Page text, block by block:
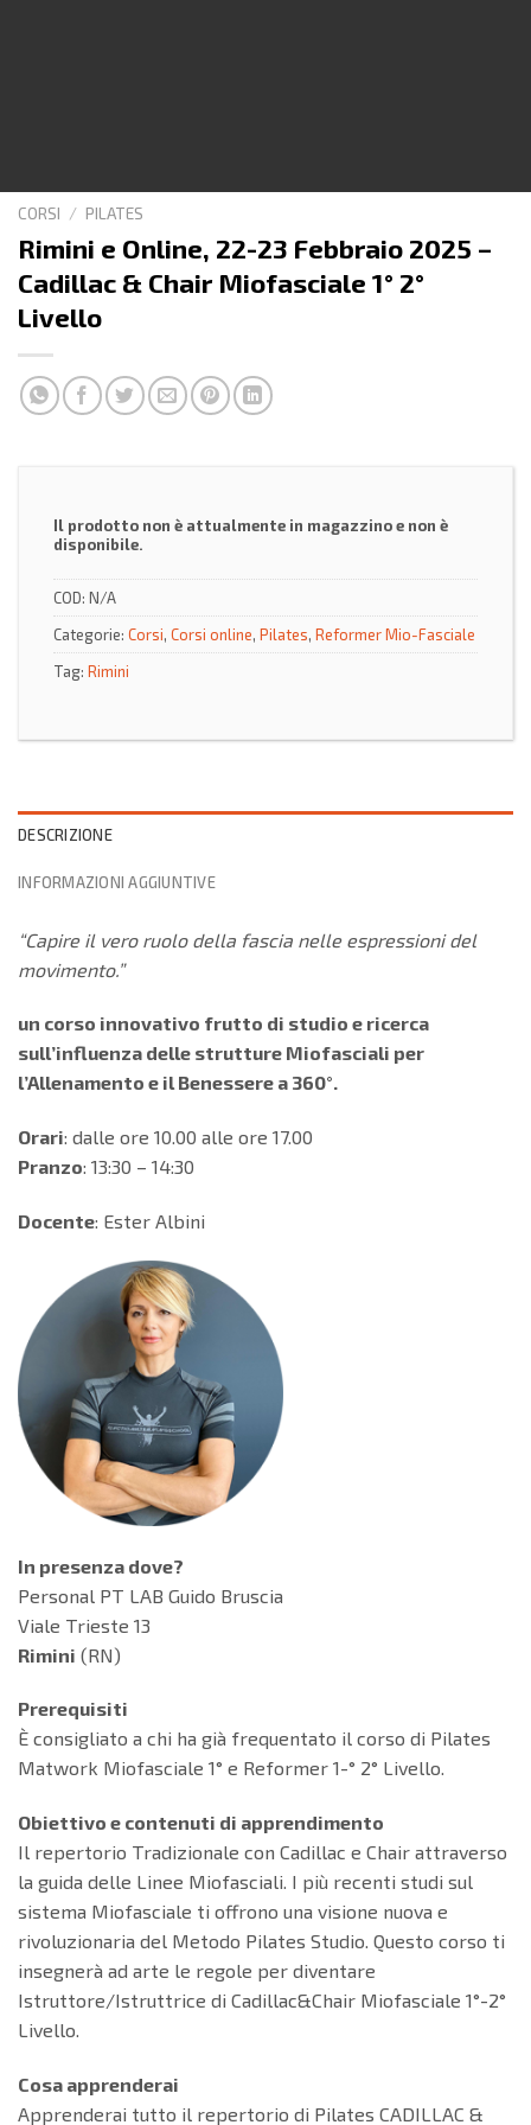
CORSI / PILATES
Rimini e Online, 22-23 Febbraio 2025 –
Cadillac & Chair Miofasciale 1° 2°
Livello
Il prodotto non è attualmente in magazzino e non è
disponibile.
COD: N/A
Categorie: Corsi, Corsi online, Pilates, Reformer Mio-Fasciale
Tag: Rimini
DESCRIZIONE
INFORMAZIONI AGGIUNTIVE
“Capire il vero ruolo della fascia nelle espressioni del
movimento.”
un corso innovativo frutto di studio e ricerca
sull’influenza delle strutture Miofasciali per
l’Allenamento e il Benessere a 360°.
Orari: dalle ore 10.00 alle ore 17.00
Pranzo: 13:30 – 14:30
Docente: Ester Albini
In presenza dove?
Personal PT LAB Guido Bruscia
Viale Trieste 13
Rimini (RN)
Prerequisiti
È consigliato a chi ha già frequentato il corso di Pilates
Matwork Miofasciale 1° e Reformer 1-° 2° Livello.
Obiettivo e contenuti di apprendimento
Il repertorio Tradizionale con Cadillac e Chair attraverso
la guida delle Linee Miofasciali. I più recenti studi sul
sistema Miofasciale ti offrono una visione nuova e
rivoluzionaria del Metodo Pilates Studio. Questo corso ti
insegnerà ad arte le regole per diventare
Istruttore/Istruttrice di Cadillac&Chair Miofasciale 1°-2°
Livello.
Cosa apprenderai
Apprenderai tutto il repertorio di Pilates CADILLAC &